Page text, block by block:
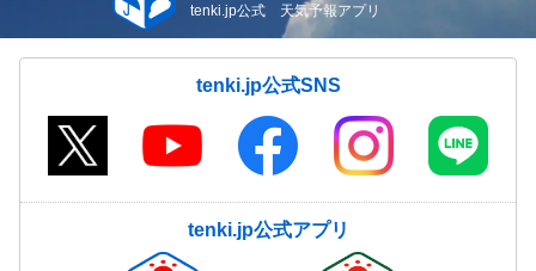
tenki.jp公式 天気予報アプリ
tenki.jp公式SNS
tenki.jp公式アプリ